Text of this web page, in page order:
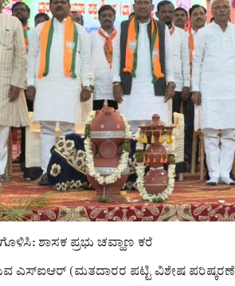
ಶಾಸಕ ಪ್ರಭು ಚವ್ಹಾಣ ಕರೆ
ಎಸ್‌ಐಆರ್ (ಮತದಾರರ ಪಟ್ಟಿ ವಿಶೇಷ